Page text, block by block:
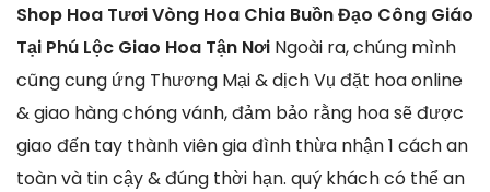
Shop Hoa Tươi Vòng Hoa Chia Buồn Đạo Công Giáo
Tại Phú Lộc Giao Hoa Tận Nơi Ngoài ra, chúng mình
cũng cung ứng Thương Mại & dịch Vụ đặt hoa online
& giao hàng chóng vánh, đảm bảo rằng hoa sẽ được
giao đến tay thành viên gia đình thừa nhận 1 cách an
toàn và tin cậy & đúng thời hạn. quý khách có thể an